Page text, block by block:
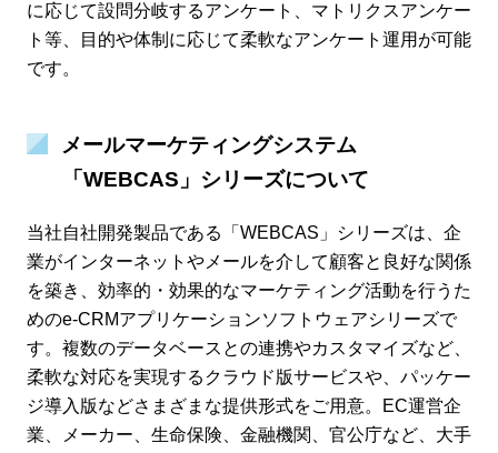
に応じて設問分岐するアンケート、マトリクスアンケー
ト等、目的や体制に応じて柔軟なアンケート運用が可能
です。
メールマーケティングシステム
「WEBCAS」シリーズについて
当社自社開発製品である「WEBCAS」シリーズは、企
業がインターネットやメールを介して顧客と良好な関係
を築き、効率的・効果的なマーケティング活動を行うた
めのe-CRMアプリケーションソフトウェアシリーズで
す。複数のデータベースとの連携やカスタマイズなど、
柔軟な対応を実現するクラウド版サービスや、パッケー
ジ導入版などさまざまな提供形式をご用意。EC運営企
業、メーカー、生命保険、金融機関、官公庁など、大手